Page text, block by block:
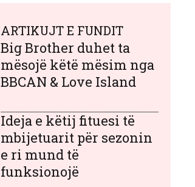
ARTIKUJT E FUNDIT
Big Brother duhet ta
mësojë këtë mësim nga
BBCAN & Love Island
Ideja e këtij fituesi të
mbijetuarit për sezonin
e ri mund të
funksionojë